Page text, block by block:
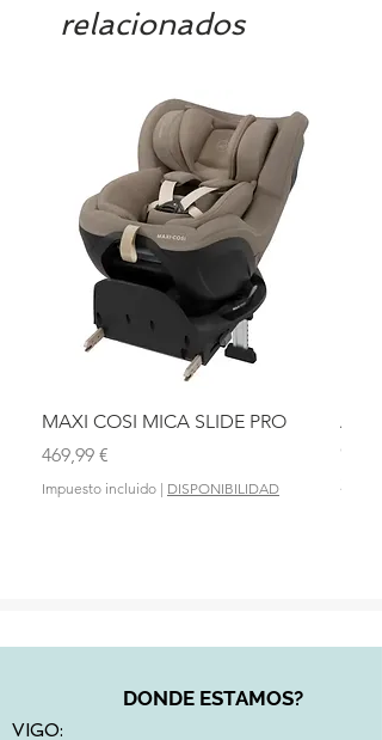
relacionados
MAXI COSI MICA SLIDE PRO
Precio
469,99 €
Impuesto incluido | DISPONIBILIDAD
DONDE ESTAMOS?
VIGO: